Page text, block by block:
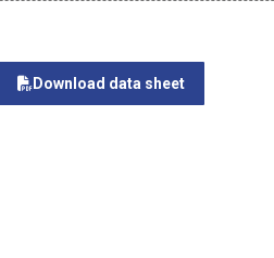
Download data sheet